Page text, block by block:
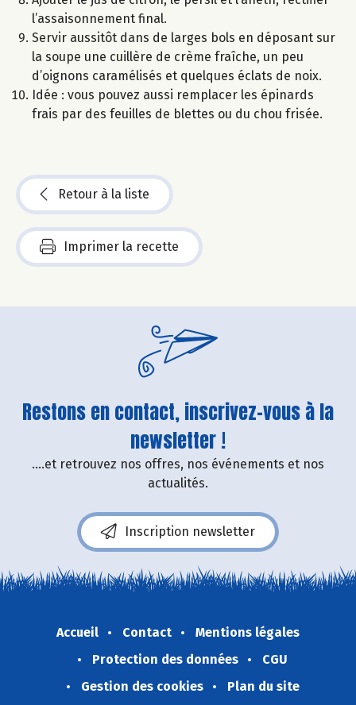
l’assaisonnement final.
Servir aussitôt dans de larges bols en déposant sur
la soupe une cuillère de crème fraîche, un peu
d’oignons caramélisés et quelques éclats de noix.
Idée : vous pouvez aussi remplacer les épinards
frais par des feuilles de blettes ou du chou frisée.
Retour à la liste
Imprimer la recette
Restons en contact, inscrivez-vous à la
newsletter !
....et retrouvez nos offres, nos événements et nos
actualités.
Inscription newsletter
Accueil Contact
Mentions légales
Protection des données
CGU
Gestion des cookies
Plan du site